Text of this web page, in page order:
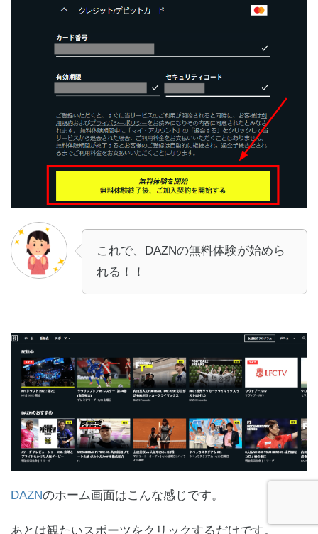
これで、DAZNの無料体験が始めら
れる！！
DAZNのホーム画面はこんな感じです。
あとは観たいスポーツをクリックするだけです。